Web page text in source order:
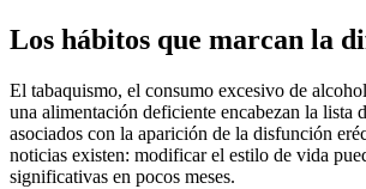
Los hábitos que marcan la
El tabaquismo, el consumo excesivo de
una alimentación deficiente encabezan la lista
asociados con la aparición de la disfunción
noticias existen: modificar el estilo de vida
significativas en pocos meses.